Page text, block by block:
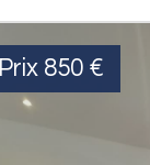
Prix 850 €